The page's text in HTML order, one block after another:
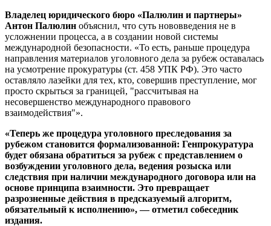
Владелец юридического бюро «Палюлин и партнеры»
Антон Палюлин объяснил, что суть нововведения не в
усложнении процесса, а в создании новой системы
международной безопасности. «То есть, раньше процедура
направления материалов уголовного дела за рубеж оставалась
на усмотрение прокуратуры (ст. 458 УПК РФ). Это часто
оставляло лазейки для тех, кто, совершив преступление, мог
просто скрыться за границей, "рассчитывая на
несовершенство международного правового
взаимодействия"».
«Теперь же процедура уголовного преследования за
рубежом становится формализованной: Генпрокуратура
будет обязана обратиться за рубеж с представлением о
возбуждении уголовного дела, ведения розыска или
следствия при наличии международного договора или на
основе принципа взаимности. Это превращает
разрозненные действия в предсказуемый алгоритм,
обязательный к исполнению», — отметил собеседник
издания.